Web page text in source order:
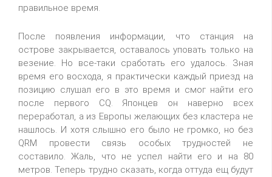
правильное время.
После появления информации, что станция на
острове закрывается, оставалось уповать только на
везение. Но все-таки сработать его удалось. Зная
время его восхода, я практически каждый приезд на
позицию слушал его в это время и смог найти его
после первого CQ. Японцев он наверно всех
переработал, а из Европы желающих без кластера не
нашлось. И хотя слышно его было не громко, но без
QRM провести связь особых трудностей не
составило. Жаль, что не успел найти его и на 80
метров. Теперь трудно сказать, когда оттуда ещ будут